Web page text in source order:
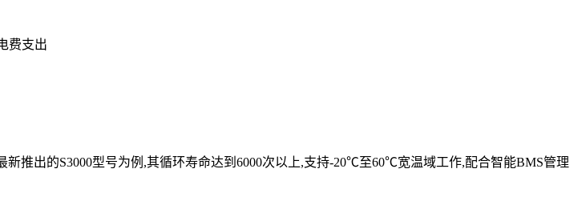
费支出
新推出的S3000型号为例,其循环寿命达到6000次以上,支持-20℃至60℃宽温域工作,配合智能BMS管理